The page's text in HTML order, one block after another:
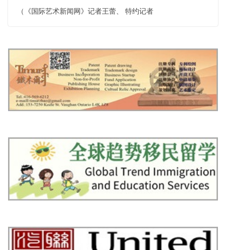
（《国际艺术新闻网》记者王蕾、 特约记者